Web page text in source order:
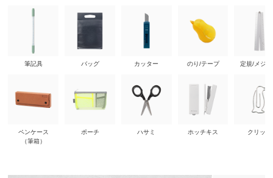
筆記具
ペンケース
（筆箱）
バッグ
ポーチ
カッター
ハサミ
のり/テープ
ホッチキス
定規/メジ
クリップ